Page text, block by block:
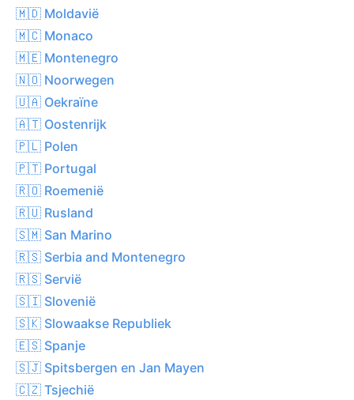
🇲🇩 Moldavië
🇲🇨 Monaco
🇲🇪 Montenegro
🇳🇴 Noorwegen
🇺🇦 Oekraïne
🇦🇹 Oostenrijk
🇵🇱 Polen
🇵🇹 Portugal
🇷🇴 Roemenië
🇷🇺 Rusland
🇸🇲 San Marino
🇷🇸 Serbia and Montenegro
🇷🇸 Servië
🇸🇮 Slovenië
🇸🇰 Slowaakse Republiek
🇪🇸 Spanje
🇸🇯 Spitsbergen en Jan Mayen
🇨🇿 Tsjechië